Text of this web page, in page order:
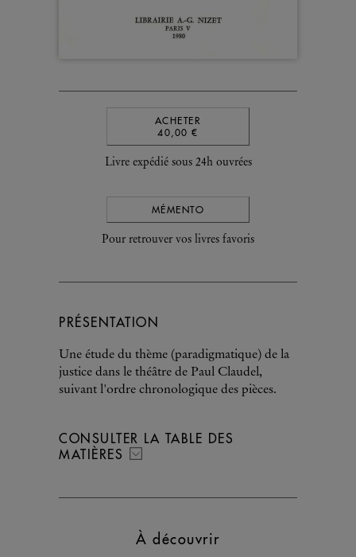
ACHETER
40,00 €
Livre expédié sous 24h ouvrées
MÉMENTO
Pour retrouver vos livres favoris
PRÉSENTATION
Une étude du thème (paradigmatique) de la
justice dans le théâtre de Paul Claudel,
suivant l'ordre chronologique des pièces.
CONSULTER LA TABLE DES
MATIÈRES
À découvrir